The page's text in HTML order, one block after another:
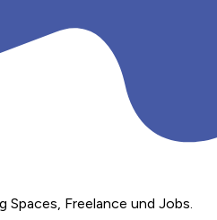
Freelance und Jobs.